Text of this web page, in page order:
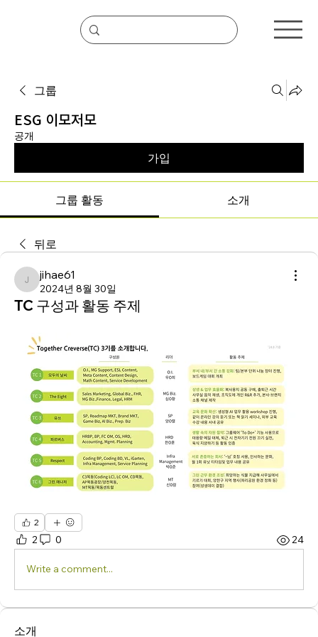
그룹
ESG 이모저모
공개
가입
그룹 활동 소개
뒤로
jihae61
jihae61
2024년 8월 30일
TC 구성과 활동 주제
2
2 0 24
Write a comment...
소개